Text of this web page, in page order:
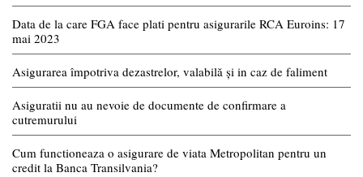
Data de la care FGA face plati pentru asigurarile RCA Euroins: 17
mai 2023
Asigurarea împotriva dezastrelor, valabilă și in caz de faliment
Asiguratii nu au nevoie de documente de confirmare a
cutremurului
Cum functioneaza o asigurare de viata Metropolitan pentru un
credit la Banca Transilvania?